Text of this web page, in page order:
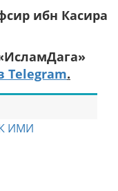
ибн Касира
Telegram.
ИМИ